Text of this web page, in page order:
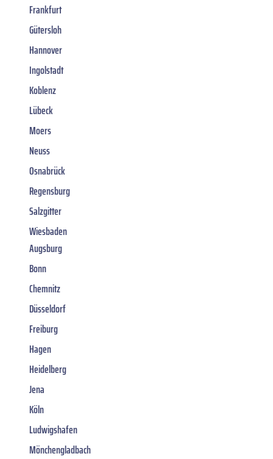
Frankfurt
Gütersloh
Hannover
Ingolstadt
Koblenz
Lübeck
Moers
Neuss
Osnabrück
Regensburg
Salzgitter
Wiesbaden
Augsburg
Bonn
Chemnitz
Düsseldorf
Freiburg
Hagen
Heidelberg
Jena
Köln
Ludwigshafen
Mönchengladbach